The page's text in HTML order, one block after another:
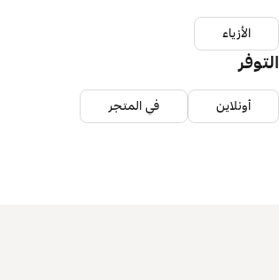
الأزياء
التوفر
أونلاين في المتجر